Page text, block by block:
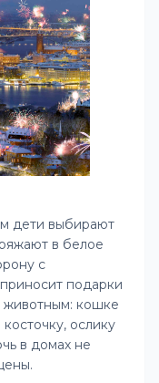
дети выбирают
в белое
с
подарки
животным: кошке
ослику
в домах не